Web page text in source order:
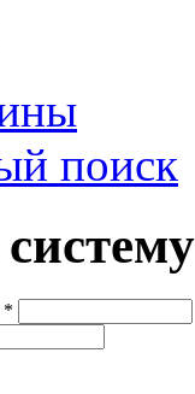
поиск
*